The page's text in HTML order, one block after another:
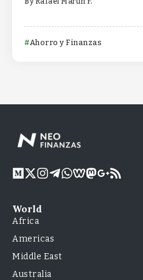
Ahorro y Finanzas
World
Africa
Americas
Middle East
Australia